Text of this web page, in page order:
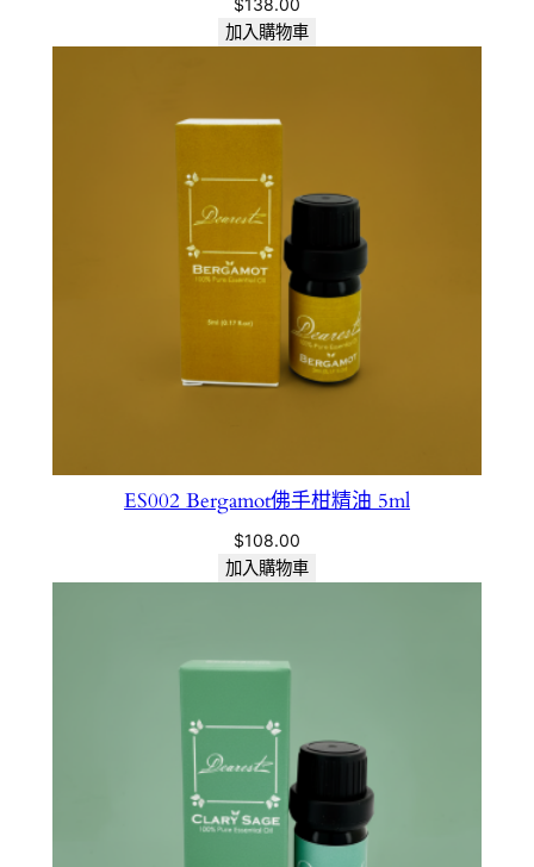
$138.00
加入購物車
ES002 Bergamot佛手柑精油 5ml
$108.00
加入購物車